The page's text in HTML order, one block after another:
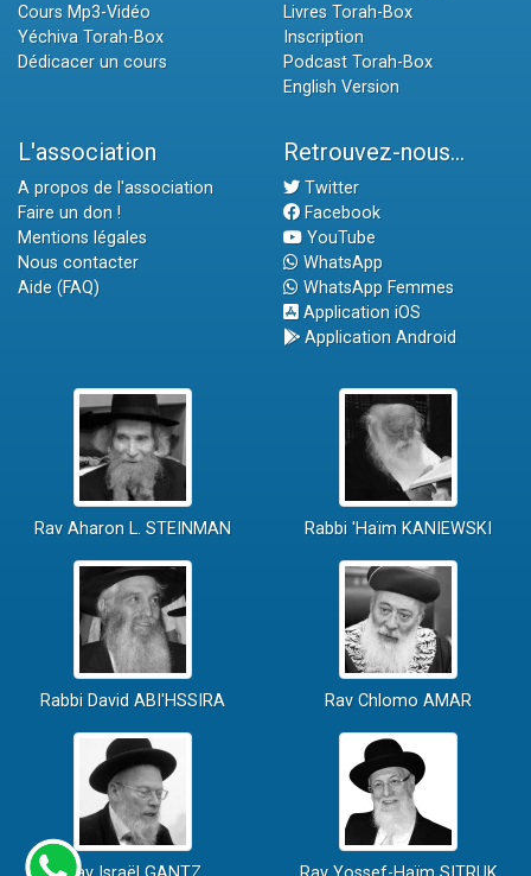
Cours Mp3-Vidéo
Yéchiva Torah-Box
Dédicacer un cours
Livres Torah-Box
Inscription
Podcast Torah-Box
English Version
L'association
A propos de l'association
Faire un don !
Mentions légales
Nous contacter
Aide (FAQ)
Retrouvez-nous...
Twitter
Facebook
YouTube
WhatsApp
WhatsApp Femmes
Application iOS
Application Android
Rav Aharon L. STEINMAN Rabbi 'Haïm KANIEWSKI
Rabbi David ABI'HSSIRA Rav Chlomo AMAR